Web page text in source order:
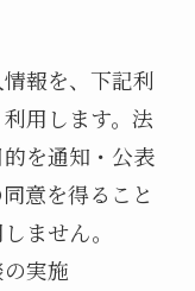
報を、下記利
用します。法
を通知・公表
意を得ること
ません。
実施